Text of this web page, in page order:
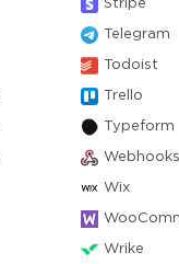
Stripe
Telegram
Todoist
Trello
Typeform
Webhooks
Wix
Wrike